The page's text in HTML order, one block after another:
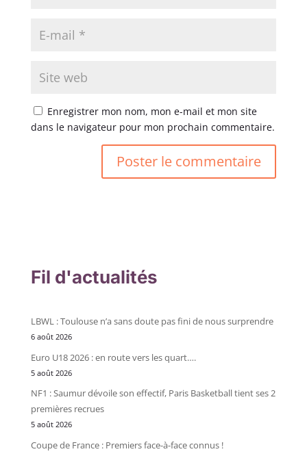
Enregistrer mon nom, mon e-mail et mon site
dans le navigateur pour mon prochain commentaire.
Fil d'actualités
LBWL : Toulouse n’a sans doute pas fini de nous surprendre
6 août 2026
Euro U18 2026 : en route vers les quart….
5 août 2026
NF1 : Saumur dévoile son effectif, Paris Basketball tient ses 2
premières recrues
5 août 2026
Coupe de France : Premiers face-à-face connus !